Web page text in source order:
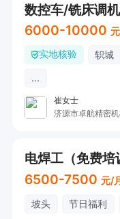
6000-10000
实地核验 轵城
...
崔女士
济源市卓航精密
电焊工（免费培
6500-7500 元/
坡头 节日福利